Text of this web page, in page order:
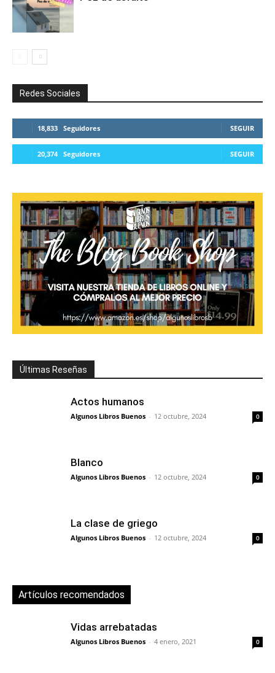
Redes Sociales
18,833 Seguidores SEGUIR
20,374 Seguidores SEGUIR
Últimas Reseñas
Actos humanos
Algunos Libros Buenos - 12 octubre, 2024 0
Blanco
Algunos Libros Buenos - 12 octubre, 2024 0
La clase de griego
Algunos Libros Buenos - 12 octubre, 2024 0
Artículos recomendados
Vidas arrebatadas
Algunos Libros Buenos - 4 enero, 2021 0